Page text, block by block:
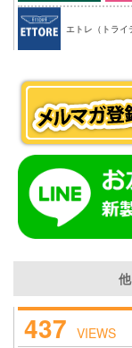
エトレ（トライ
437 VIEWS